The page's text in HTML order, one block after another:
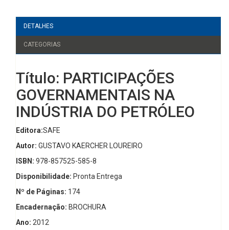
DETALHES
CATEGORIAS
Título: PARTICIPAÇÕES
GOVERNAMENTAIS NA
INDÚSTRIA DO PETRÓLEO
Editora:SAFE
Autor: GUSTAVO KAERCHER LOUREIRO
ISBN: 978-857525-585-8
Disponibilidade: Pronta Entrega
Nº de Páginas: 174
Encadernação: BROCHURA
Ano: 2012